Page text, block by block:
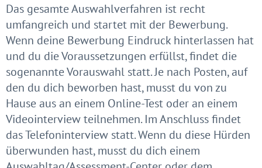
Das gesamte Auswahlverfahren ist recht
umfangreich und startet mit der Bewerbung.
Wenn deine Bewerbung Eindruck hinterlassen hat
und du die Voraussetzungen erfüllst, findet die
sogenannte Vorauswahl statt. Je nach Posten, auf
den du dich beworben hast, musst du von zu
Hause aus an einem Online-Test oder an einem
Videointerview teilnehmen. Im Anschluss findet
das Telefoninterview statt. Wenn du diese Hürden
überwunden hast, musst du dich einem